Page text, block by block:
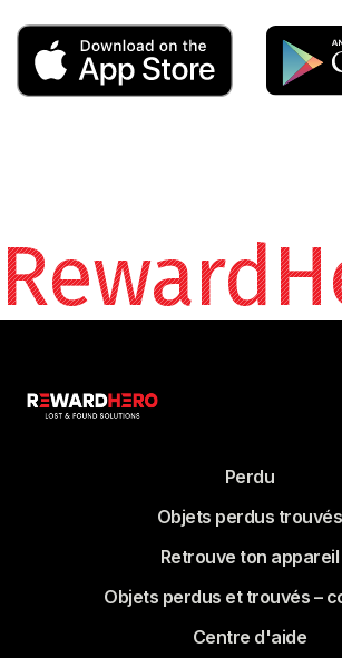
Perdu
Objets perdus trouvés
Retrouve ton appareil
Objets perdus et trouvés –
Centre d'aide